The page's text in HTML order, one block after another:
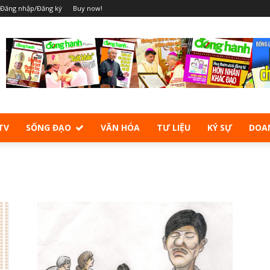
Đăng nhập/Đăng ký Buy now!
SỐNG ĐẠO VĂN HÓA TƯ LIỆU KÝ SỰ